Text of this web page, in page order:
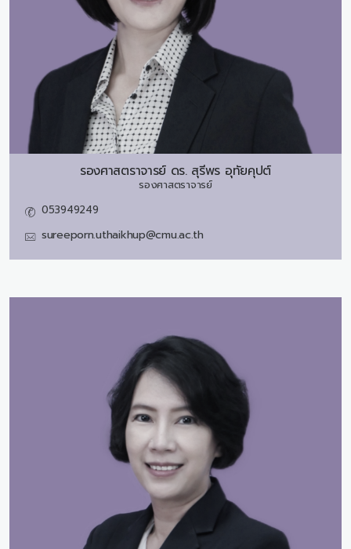
รองศาสตราจารย์ ดร. สุรีพร อุทัยคุปต์
รองศาสตราจารย์
053949249
sureeporn.uthaikhup@cmu.ac.th